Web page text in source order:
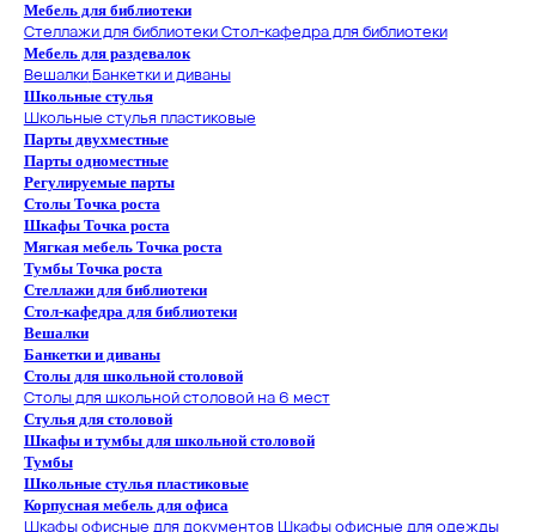
Мебель для библиотеки
Стеллажи для библиотекиСтол-кафедра для библиотеки
Мебель для раздевалок
ВешалкиБанкетки и диваны
Школьные стулья
Школьные стулья пластиковые
Парты двухместные
Парты одноместные
Регулируемые парты
Столы Точка роста
Шкафы Точка роста
Мягкая мебель Точка роста
Тумбы Точка роста
Стеллажи для библиотеки
Стол-кафедра для библиотеки
Вешалки
Банкетки и диваны
Столы для школьной столовой
Столы для школьной столовой на 6 мест
Стулья для столовой
Шкафы и тумбы для школьной столовой
Тумбы
Школьные стулья пластиковые
Корпусная мебель для офиса
Шкафы офисные для документовШкафы офисные для одежды